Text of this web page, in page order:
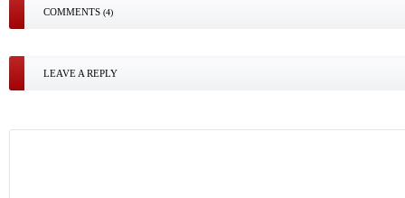
COMMENTS (4)
LEAVE A REPLY